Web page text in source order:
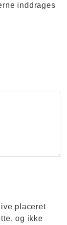
inddrages
placeret
og ikke